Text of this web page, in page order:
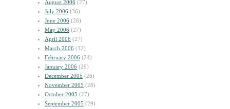
August 2006 (27)
July 2006 (36)
June 2006 (28)
May 2006 (27)
April 2006 (27)
March 2006 (32)
February 2006 (24)
January 2006 (29)
December 2005 (26)
November 2005 (28)
October 2005 (27)
September 2005 (29)